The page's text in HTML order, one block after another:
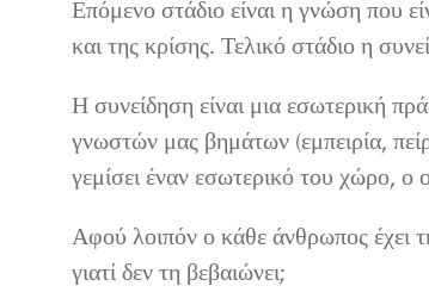
Επόμενο στάδιο είναι η γνώση που
και της κρίσης. Τελικό στάδιο η
Η συνείδηση είναι μια εσωτερική
γνωστών μας βημάτων (εμπειρία,
γεμίσει έναν εσωτερικό του χώρο, ο
Αφού λοιπόν ο κάθε άνθρωπος έχει
γιατί δεν τη βεβαιώνει;